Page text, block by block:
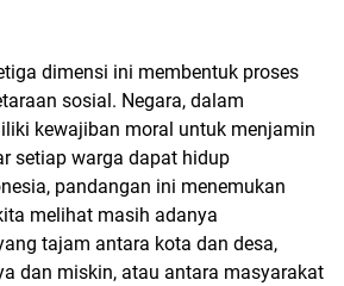
dimensi ini membentuk proses
sosial. Negara, dalam
kewajiban moral untuk menjamin
setiap warga dapat hidup
pandangan ini menemukan
melihat masih adanya
tajam antara kota dan desa,
dan miskin, atau antara masyarakat